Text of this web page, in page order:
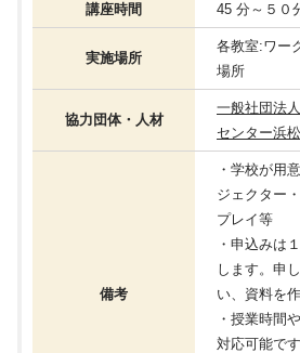
講座時間 45 分～５０
実施場所
各教室:ワー
場所
協力団体・人材
一般社団法
センター浜
備考
・学校が用
ジェクター
プレイ等
・申込みは
します。申
い、資料を
・授業時間
対応可能です